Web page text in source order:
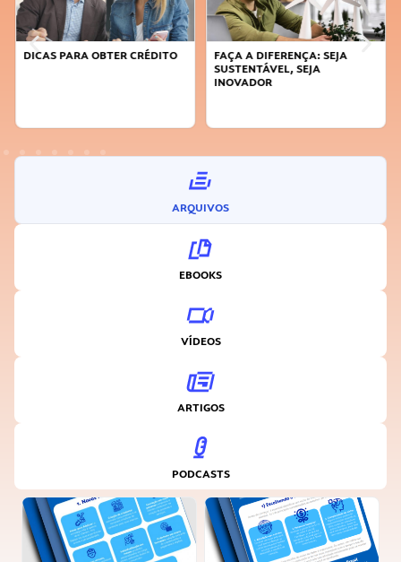
DICAS PARA OBTER CRÉDITO
FAÇA A DIFERENÇA: SEJA
SUSTENTÁVEL, SEJA
INOVADOR
ARQUIVOS
EBOOKS
VÍDEOS
ARTIGOS
PODCASTS